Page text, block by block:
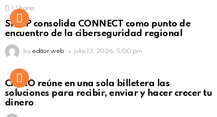
Click to view this post
Shares
SISAP consolida CONNECT como punto de
encuentro de la ciberseguridad regional
by editor web julio 13, 2026, 5:00 pm
Not Safe For Work
Click to view this post
CiNKO reúne en una sola billetera las
soluciones para recibir, enviar y hacer crecer tu
dinero